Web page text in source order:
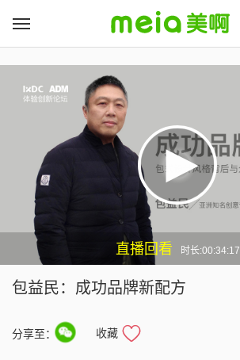
直播回看 时长:00:34:17
包益民：成功品牌新配方
分享至： 收藏